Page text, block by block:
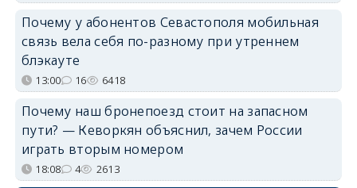
Почему у абонентов Севастополя мобильная
связь вела себя по-разному при утреннем
блэкауте
13:00 16 6418
Почему наш бронепоезд стоит на запасном
пути? — Кеворкян объяснил, зачем России
играть вторым номером
18:08 4 2613